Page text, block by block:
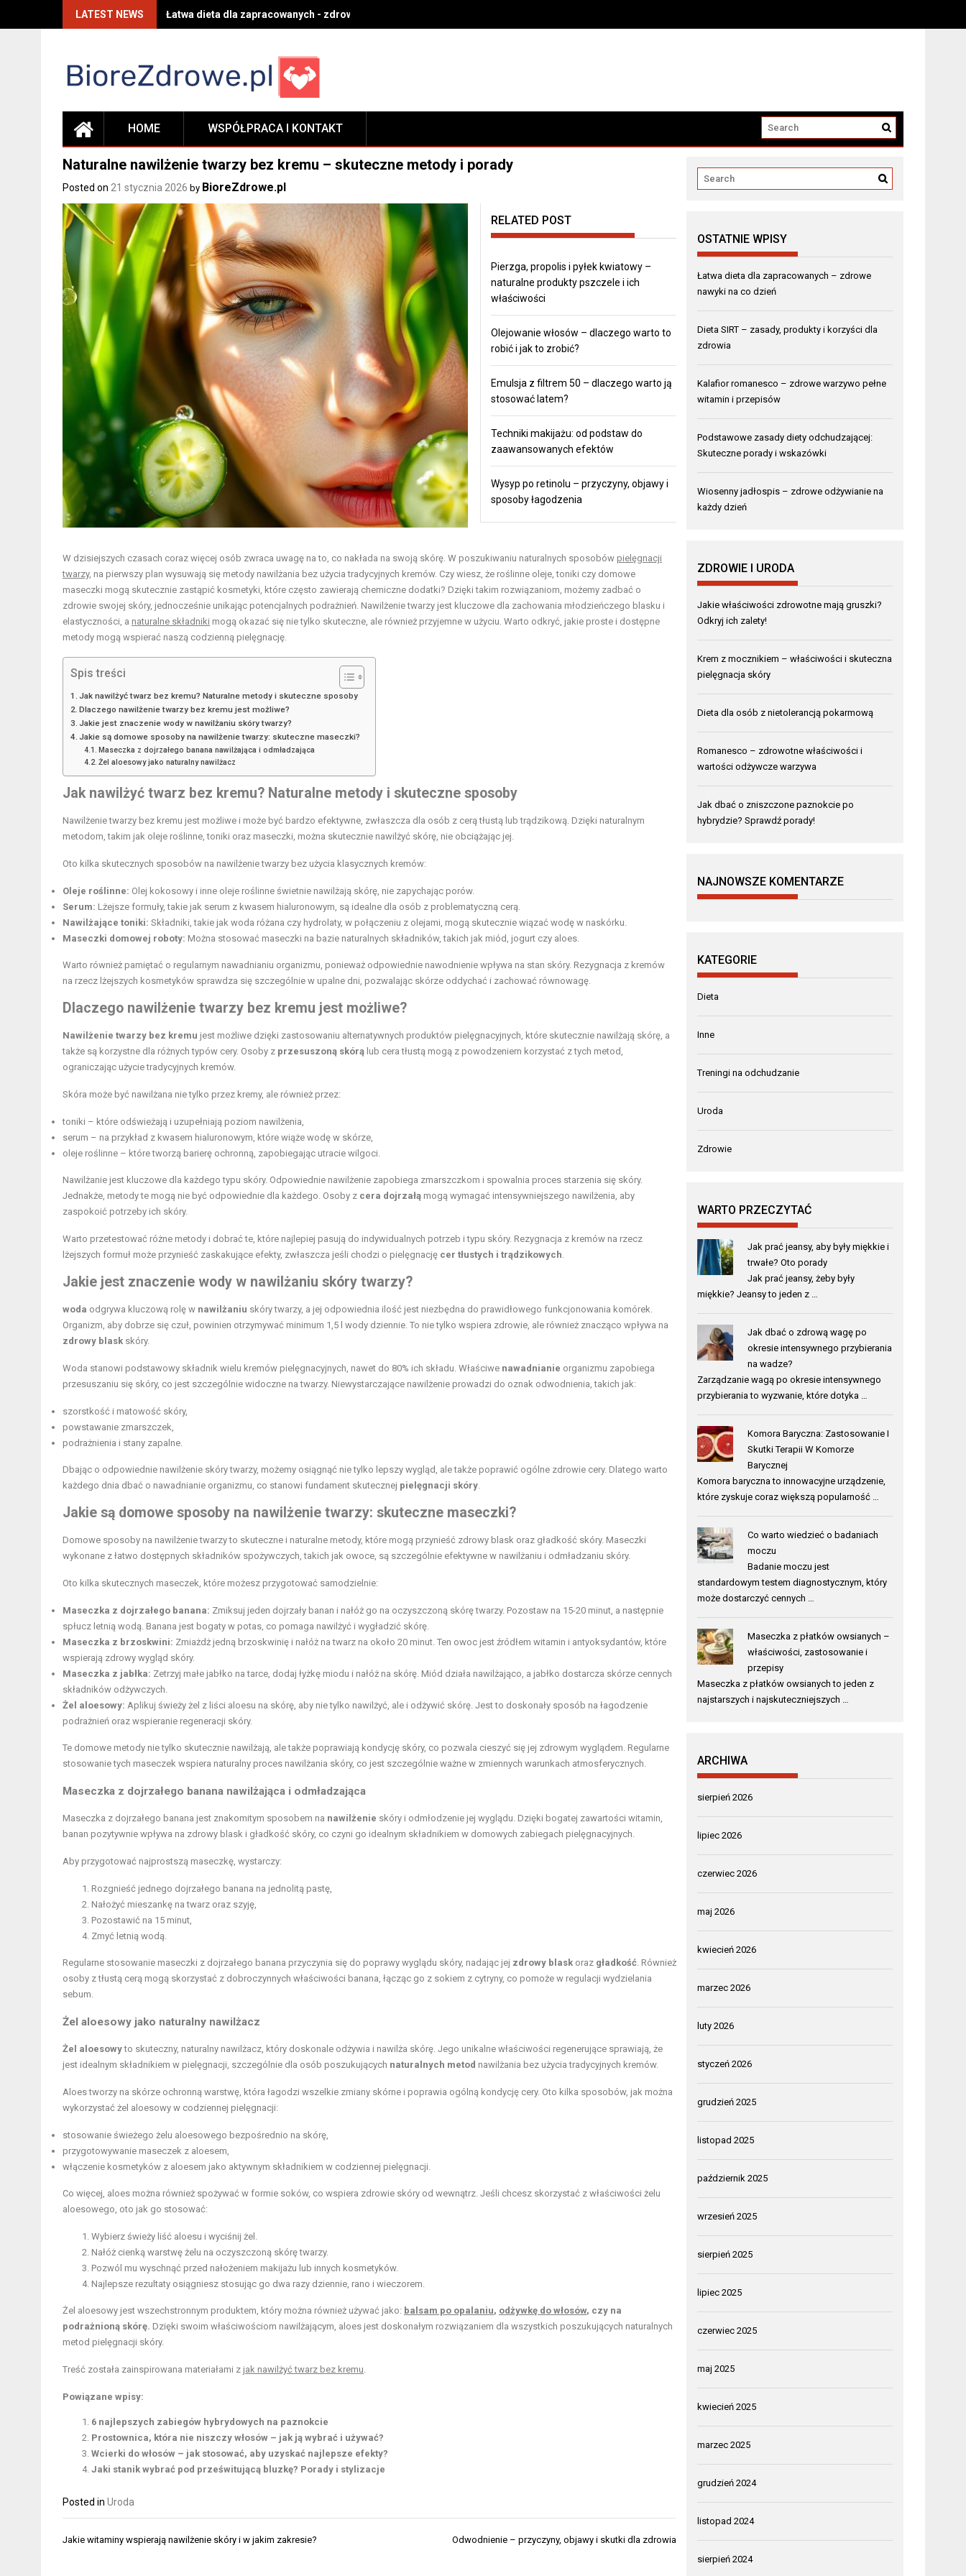
LATEST NEWS Łatwa dieta dla zapracowanych - zdrowe nawyki na co dzień
HOME WSPÓŁPRACA I KONTAKT
Naturalne nawilżenie twarzy bez kremu – skuteczne metody i porady
Posted on 21 stycznia 2026 by BioreZdrowe.pl
RELATED POST
Pierzga, propolis i pyłek kwiatowy –
naturalne produkty pszczele i ich
właściwości
Olejowanie włosów – dlaczego warto to
robić i jak to zrobić?
Emulsja z filtrem 50 – dlaczego warto ją
stosować latem?
Techniki makijażu: od podstaw do
zaawansowanych efektów
Wysyp po retinolu – przyczyny, objawy i
sposoby łagodzenia
W dzisiejszych czasach coraz więcej osób zwraca uwagę na to, co nakłada na swoją skórę. W poszukiwaniu naturalnych sposobów pielęgnacji
twarzy, na pierwszy plan wysuwają się metody nawilżania bez użycia tradycyjnych kremów. Czy wiesz, że roślinne oleje, toniki czy domowe
maseczki mogą skutecznie zastąpić kosmetyki, które często zawierają chemiczne dodatki? Dzięki takim rozwiązaniom, możemy zadbać o
zdrowie swojej skóry, jednocześnie unikając potencjalnych podrażnień. Nawilżenie twarzy jest kluczowe dla zachowania młodzieńczego blasku i
elastyczności, a naturalne składniki mogą okazać się nie tylko skuteczne, ale również przyjemne w użyciu. Warto odkryć, jakie proste i dostępne
metody mogą wspierać naszą codzienną pielęgnację.
Spis treści
Jak nawilżyć twarz bez kremu? Naturalne metody i skuteczne sposoby
Dlaczego nawilżenie twarzy bez kremu jest możliwe?
Jakie jest znaczenie wody w nawilżaniu skóry twarzy?
Jakie są domowe sposoby na nawilżenie twarzy: skuteczne maseczki?
Maseczka z dojrzałego banana nawilżająca i odmładzająca
Żel aloesowy jako naturalny nawilżacz
Jak nawilżyć twarz bez kremu? Naturalne metody i skuteczne sposoby
Nawilżenie twarzy bez kremu jest możliwe i może być bardzo efektywne, zwłaszcza dla osób z cerą tłustą lub trądzikową. Dzięki naturalnym
metodom, takim jak oleje roślinne, toniki oraz maseczki, można skutecznie nawilżyć skórę, nie obciążając jej.
Oto kilka skutecznych sposobów na nawilżenie twarzy bez użycia klasycznych kremów:
Oleje roślinne: Olej kokosowy i inne oleje roślinne świetnie nawilżają skórę, nie zapychając porów.
Serum: Lżejsze formuły, takie jak serum z kwasem hialuronowym, są idealne dla osób z problematyczną cerą.
Nawilżające toniki: Składniki, takie jak woda różana czy hydrolaty, w połączeniu z olejami, mogą skutecznie wiązać wodę w naskórku.
Maseczki domowej roboty: Można stosować maseczki na bazie naturalnych składników, takich jak miód, jogurt czy aloes.
Warto również pamiętać o regularnym nawadnianiu organizmu, ponieważ odpowiednie nawodnienie wpływa na stan skóry. Rezygnacja z kremów
na rzecz lżejszych kosmetyków sprawdza się szczególnie w upalne dni, pozwalając skórze oddychać i zachować równowagę.
Dlaczego nawilżenie twarzy bez kremu jest możliwe?
Nawilżenie twarzy bez kremu jest możliwe dzięki zastosowaniu alternatywnych produktów pielęgnacyjnych, które skutecznie nawilżają skórę, a
także są korzystne dla różnych typów cery. Osoby z przesuszoną skórą lub cera tłustą mogą z powodzeniem korzystać z tych metod,
ograniczając użycie tradycyjnych kremów.
Skóra może być nawilżana nie tylko przez kremy, ale również przez:
toniki – które odświeżają i uzupełniają poziom nawilżenia,
serum – na przykład z kwasem hialuronowym, które wiąże wodę w skórze,
oleje roślinne – które tworzą barierę ochronną, zapobiegając utracie wilgoci.
Nawilżanie jest kluczowe dla każdego typu skóry. Odpowiednie nawilżenie zapobiega zmarszczkom i spowalnia proces starzenia się skóry.
Jednakże, metody te mogą nie być odpowiednie dla każdego. Osoby z cera dojrzałą mogą wymagać intensywniejszego nawilżenia, aby
zaspokoić potrzeby ich skóry.
Warto przetestować różne metody i dobrać te, które najlepiej pasują do indywidualnych potrzeb i typu skóry. Rezygnacja z kremów na rzecz
lżejszych formuł może przynieść zaskakujące efekty, zwłaszcza jeśli chodzi o pielęgnację cer tłustych i trądzikowych
Jakie jest znaczenie wody w nawilżaniu skóry twarzy?
woda odgrywa kluczową rolę w nawilżaniu skóry twarzy, a jej odpowiednia ilość jest niezbędna do prawidłowego funkcjonowania komórek.
Organizm, aby dobrze się czuł, powinien otrzymywać minimum 1,5 l wody dziennie. To nie tylko wspiera zdrowie, ale również znacząco wpływa na
zdrowy blask skóry.
Woda stanowi podstawowy składnik wielu kremów pielęgnacyjnych, nawet do 80% ich składu. Właściwe nawadnianie organizmu zapobiega
przesuszaniu się skóry, co jest szczególnie widoczne na twarzy. Niewystarczające nawilżenie prowadzi do oznak odwodnienia, takich jak:
szorstkość i matowość skóry,
powstawanie zmarszczek,
podrażnienia i stany zapalne.
Dbając o odpowiednie nawilżenie skóry twarzy, możemy osiągnąć nie tylko lepszy wygląd, ale także poprawić ogólne zdrowie cery. Dlatego warto
każdego dnia dbać o nawadnianie organizmu, co stanowi fundament skutecznej pielęgnacji skóry
Jakie są domowe sposoby na nawilżenie twarzy: skuteczne maseczki?
Domowe sposoby na nawilżenie twarzy to skuteczne i naturalne metody, które mogą przynieść zdrowy blask oraz gładkość skóry. Maseczki
wykonane z łatwo dostępnych składników spożywczych, takich jak owoce, są szczególnie efektywne w nawilżaniu i odmładzaniu skóry.
Oto kilka skutecznych maseczek, które możesz przygotować samodzielnie:
Maseczka z dojrzałego banana: Zmiksuj jeden dojrzały banan i nałóż go na oczyszczoną skórę twarzy. Pozostaw na 15-20 minut, a następnie
spłucz letnią wodą. Banana jest bogaty w potas, co pomaga nawilżyć i wygładzić skórę.
Maseczka z brzoskwini: Zmiażdż jedną brzoskwinię i nałóż na twarz na około 20 minut. Ten owoc jest źródłem witamin i antyoksydantów, które
wspierają zdrowy wygląd skóry.
Maseczka z jabłka: Zetrzyj małe jabłko na tarce, dodaj łyżkę miodu i nałóż na skórę. Miód działa nawilżająco, a jabłko dostarcza skórze cennych
składników odżywczych.
Żel aloesowy: Aplikuj świeży żel z liści aloesu na skórę, aby nie tylko nawilżyć, ale i odżywić skórę. Jest to doskonały sposób na łagodzenie
podrażnień oraz wspieranie regeneracji skóry.
Te domowe metody nie tylko skutecznie nawilżają, ale także poprawiają kondycję skóry, co pozwala cieszyć się jej zdrowym wyglądem. Regularne
stosowanie tych maseczek wspiera naturalny proces nawilżania skóry, co jest szczególnie ważne w zmiennych warunkach atmosferycznych.
Maseczka z dojrzałego banana nawilżająca i odmładzająca
Maseczka z dojrzałego banana jest znakomitym sposobem na nawilżenie skóry i odmłodzenie jej wyglądu. Dzięki bogatej zawartości witamin,
banan pozytywnie wpływa na zdrowy blask i gładkość skóry, co czyni go idealnym składnikiem w domowych zabiegach pielęgnacyjnych.
Aby przygotować najprostszą maseczkę, wystarczy:
Rozgnieść jednego dojrzałego banana na jednolitą pastę,
Nałożyć mieszankę na twarz oraz szyję,
Pozostawić na 15 minut,
Zmyć letnią wodą.
Regularne stosowanie maseczki z dojrzałego banana przyczynia się do poprawy wyglądu skóry, nadając jej zdrowy blask oraz gładkość . Również
osoby z tłustą cerą mogą skorzystać z dobroczynnych właściwości banana, łącząc go z sokiem z cytryny, co pomoże w regulacji wydzielania
sebum.
Żel aloesowy jako naturalny nawilżacz
Żel aloesowyto skuteczny, naturalny nawilżacz, który doskonale odżywia i nawilża skórę. Jego unikalne właściwości regenerujące sprawiają, że
jest idealnym składnikiem w pielęgnacji, szczególnie dla osób poszukujących naturalnych metod nawilżania bez użycia tradycyjnych kremów.
Aloes tworzy na skórze ochronną warstwę, która łagodzi wszelkie zmiany skórne i poprawia ogólną kondycję cery. Oto kilka sposobów, jak można
wykorzystać żel aloesowy w codziennej pielęgnacji:
stosowanie świeżego żelu aloesowego bezpośrednio na skórę,
przygotowywanie maseczek z aloesem,
włączenie kosmetyków z aloesem jako aktywnym składnikiem w codziennej pielęgnacji.
Co więcej, aloes można również spożywać w formie soków, co wspiera zdrowie skóry od wewnątrz. Jeśli chcesz skorzystać z właściwości żelu
aloesowego, oto jak go stosować:
Wybierz świeży liść aloesu i wyciśnij żel.
Nałóż cienką warstwę żelu na oczyszczoną skórę twarzy.
Pozwól mu wyschnąć przed nałożeniem makijażu lub innych kosmetyków.
Najlepsze rezultaty osiągniesz stosując go dwa razy dziennie, rano i wieczorem.
Żel aloesowy jest wszechstronnym produktem, który można również używać jako: balsam po opalaniu, odżywkę do włosów, czy na
podrażnioną skórę. Dzięki swoim właściwościom nawilżającym, aloes jest doskonałym rozwiązaniem dla wszystkich poszukujących naturalnych
metod pielęgnacji skóry.
Treść została zainspirowana materiałami z jak nawilżyć twarz bez kremu
Powiązane wpisy:
6 najlepszych zabiegów hybrydowych na paznokcie
Prostownica, która nie niszczy włosów – jak ją wybrać i używać?
Wcierki do włosów – jak stosować, aby uzyskać najlepsze efekty?
Jaki stanik wybrać pod prześwitującą bluzkę? Porady i stylizacje
Posted in Uroda
Nawigacja
Jakie witaminy wspierają nawilżenie skóry i w jakim zakresie? Odwodnienie – przyczyny, objawy i skutki dla zdrowia
OSTATNIE WPISY
Łatwa dieta dla zapracowanych – zdrowe
nawyki na co dzień
Dieta SIRT – zasady, produkty i korzyści dla
zdrowia
Kalafior romanesco – zdrowe warzywo pełne
witamin i przepisów
Podstawowe zasady diety odchudzającej:
Skuteczne porady i wskazówki
Wiosenny jadłospis – zdrowe odżywianie na
każdy dzień
ZDROWIE I URODA
Jakie właściwości zdrowotne mają gruszki?
Odkryj ich zalety!
Krem z mocznikiem – właściwości i skuteczna
pielęgnacja skóry
Dieta dla osób z nietolerancją pokarmową
Romanesco – zdrowotne właściwości i
wartości odżywcze warzywa
Jak dbać o zniszczone paznokcie po
hybrydzie? Sprawdź porady!
NAJNOWSZE KOMENTARZE
KATEGORIE
Dieta
Inne
Treningi na odchudzanie
Uroda
Zdrowie
WARTO PRZECZYTAĆ
Jak prać jeansy, aby były miękkie i
trwałe? Oto porady
Jak prać jeansy, żeby były
miękkie? Jeansy to jeden z …
Jak dbać o zdrową wagę po
okresie intensywnego przybierania
na wadze?
Zarządzanie wagą po okresie intensywnego
przybierania to wyzwanie, które dotyka …
Komora Baryczna: Zastosowanie I
Skutki Terapii W Komorze
Barycznej
Komora baryczna to innowacyjne urządzenie,
które zyskuje coraz większą popularność …
Co warto wiedzieć o badaniach
moczu
Badanie moczu jest
standardowym testem diagnostycznym, który
może dostarczyć cennych …
Maseczka z płatków owsianych –
właściwości, zastosowanie i
przepisy
Maseczka z płatków owsianych to jeden z
najstarszych i najskuteczniejszych …
ARCHIWA
sierpień 2026
lipiec 2026
czerwiec 2026
maj 2026
kwiecień 2026
marzec 2026
luty 2026
styczeń 2026
grudzień 2025
listopad 2025
październik 2025
wrzesień 2025
sierpień 2025
lipiec 2025
czerwiec 2025
maj 2025
kwiecień 2025
marzec 2025
grudzień 2024
listopad 2024
sierpień 2024